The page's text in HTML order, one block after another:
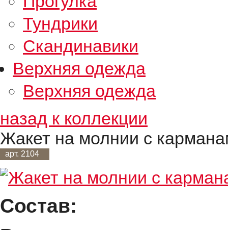
Тундрики
Скандинавики
Верхняя одежда
Верхняя одежда
назад к коллекции
Жакет на молнии с
арт. 2104
Состав: